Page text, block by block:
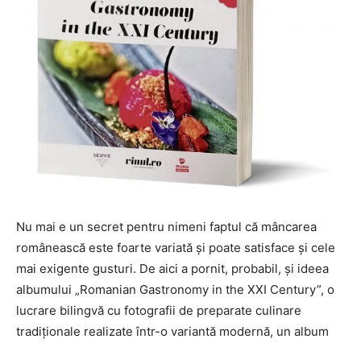
Nu mai e un secret pentru nimeni faptul că mâncarea
românească este foarte variată și poate satisface și cele
mai exigente gusturi. De aici a pornit, probabil, și ideea
albumului „Romanian Gastronomy in the XXI Century”, o
lucrare bilingvă cu fotografii de preparate culinare
tradiționale realizate într-o variantă modernă, un album